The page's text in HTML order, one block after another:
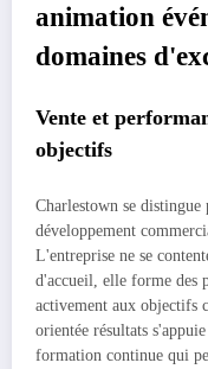
animation
domaines
Vente et
objectifs
Charlestown se distingue
développement
L'entreprise ne se
d'accueil, elle forme des
activement aux objectifs
orientée résultats
formation continue qui